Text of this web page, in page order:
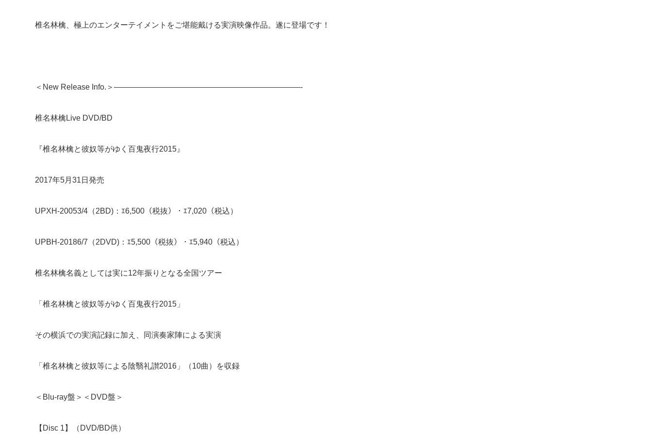
椎名林檎、極上のエンターテイメントをご堪能戴ける実演映像作品。遂に登場です！
＜New Release Info.＞————————————————————————-
椎名林檎Live DVD/BD
『椎名林檎と彼奴等がゆく百鬼夜行2015』
2017年5月31日発売
UPXH-20053/4（2BD)：ｴ6,500（税抜）・ｴ7,020（税込）
UPBH-20186/7（2DVD)：ｴ5,500（税抜）・ｴ5,940（税込）
椎名林檎名義としては実に12年振りとなる全国ツアー
「椎名林檎と彼奴等がゆく百鬼夜行2015」
その横浜での実演記録に加え、同演奏家陣による実演
「椎名林檎と彼奴等による陰翳礼讃2016」（10曲）を収録
＜Blu-ray盤＞＜DVD盤＞
【Disc 1】（DVD/BD供）